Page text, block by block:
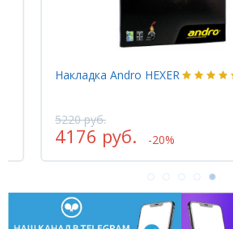
Накладка Andro HEXER
5220 руб.
4176 руб. -20%